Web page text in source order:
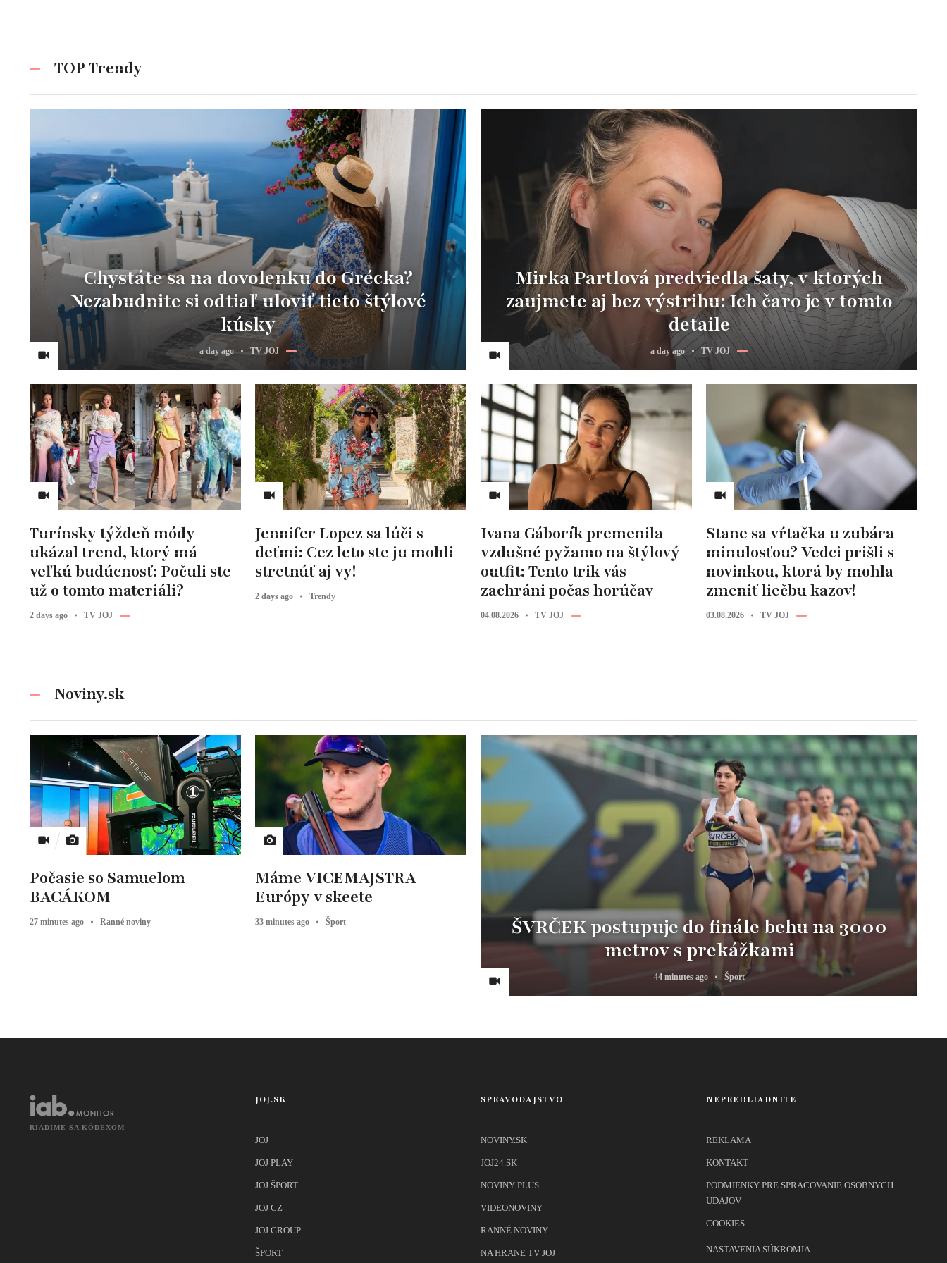
TOP Trendy
Chystáte sa na dovolenku do Grécka?
Nezabudnite si odtiaľ uloviť tieto štýlové
kúsky
a day ago TV JOJ
Mirka Partlová predviedla šaty, v ktorých
zaujmete aj bez výstrihu: Ich čaro je v tomto
detaile
a day ago TV JOJ
Turínsky týždeň módy
ukázal trend, ktorý má
veľkú budúcnosť: Počuli ste
už o tomto materiáli?
2 days ago TV JOJ
Jennifer Lopez sa lúči s
deťmi: Cez leto ste ju mohli
stretnúť aj vy!
2 days ago Trendy
Ivana Gáborík premenila
vzdušné pyžamo na štýlový
outfit: Tento trik vás
zachráni počas horúčav
04.08.2026 TV JOJ
Stane sa vŕtačka u zubára
minulosťou? Vedci prišli s
novinkou, ktorá by mohla
zmeniť liečbu kazov!
03.08.2026 TV JOJ
Noviny.sk
Počasie so Samuelom
BACÁKOM
27 minutes ago Ranné noviny
Máme VICEMAJSTRA
Európy v skeete
33 minutes ago Šport
ŠVRČEK postupuje do finále behu na 3000
metrov s prekážkami
44 minutes ago Šport
RIADIME SA KÓDEXOM
JOJ.SK
JOJ
JOJ PLAY
JOJ ŠPORT
JOJ CZ
JOJ GROUP
ŠPORT
SPRAVODAJSTVO
NOVINY.SK
JOJ24.SK
NOVINY PLUS
VIDEONOVINY
RANNÉ NOVINY
NA HRANE TV JOJ
NEPREHLIADNITE
REKLAMA
KONTAKT
PODMIENKY PRE SPRACOVANIE OSOBNYCH
UDAJOV
COOKIES
NASTAVENIA SÚKROMIA